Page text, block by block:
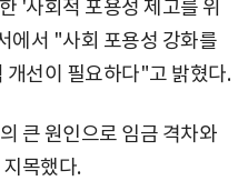
'사회적 포용성 제고를 위
에서 "사회 포용성 강화를
개선이 필요하다"고 밝혔다.
큰 원인으로 임금 격차와
목했다.